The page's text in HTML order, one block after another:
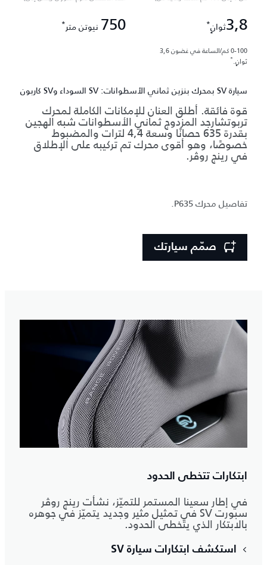
3,8ثوانٍ*
0-100 كم/الساعة في غضون 3,6
ثوانٍ.*
750 نيوتن متر*
سيارة SV بمحرك بنزين ثماني الأسطوانات: SV السوداء وSV كاربون
قوة فائقة. أطلق العنان للإمكانات الكاملة لمحرك
تربوتشارجد المزدوج ثماني الأسطوانات شبه الهجين
بقدرة 635 حصانًا وسعة 4,4 لترات والمضبوط
خصوصًا، وهو أقوى محرك تم تركيبه على الإطلاق
في رينج روڤر.
تفاصيل محرك P635.
صمّم سيارتك
ابتكارات تتخطى الحدود
في إطار سعينا المستمر للتميّز، نشأت رينج روڤر
سبورت SV في تمثيل مثير وجديد يتميّز في جوهره
بالابتكار الذي يتخطى الحدود.
استكشف ابتكارات سيارة SV